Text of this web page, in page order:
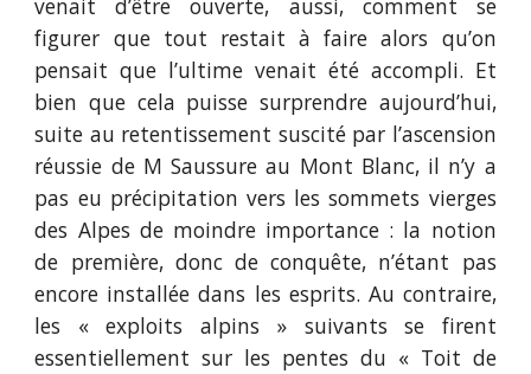
venait d’être ouverte, aussi, comment se
figurer que tout restait à faire alors qu’on
pensait que l’ultime venait été accompli. Et
bien que cela puisse surprendre aujourd’hui,
suite au retentissement suscité par l’ascension
réussie de M Saussure au Mont Blanc, il n’y a
pas eu précipitation vers les sommets vierges
des Alpes de moindre importance : la notion
de première, donc de conquête, n’étant pas
encore installée dans les esprits. Au contraire,
les « exploits alpins » suivants se firent
essentiellement sur les pentes du « Toit de